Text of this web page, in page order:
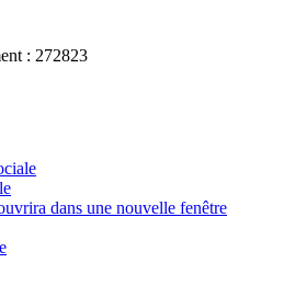
: 272823
dans une nouvelle fenêtre